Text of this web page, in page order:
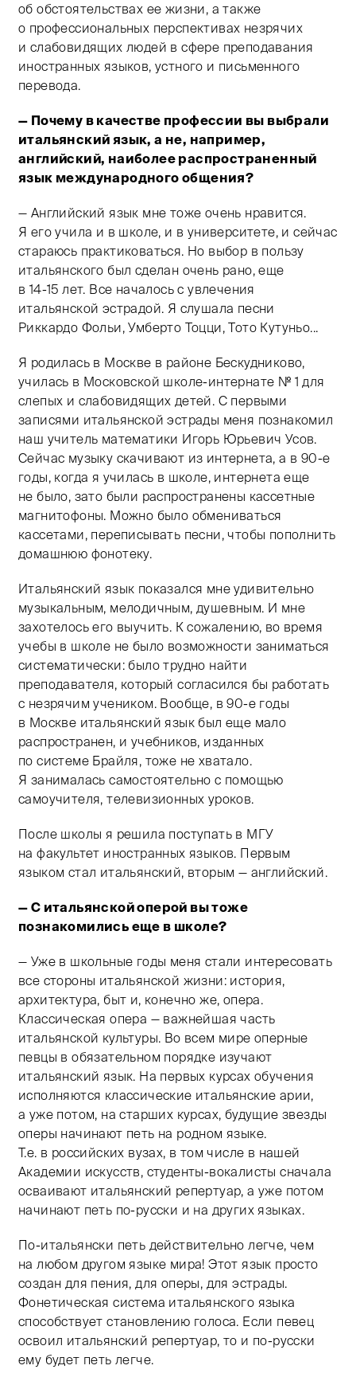
об обстоятельствах ее жизни, а также
о профессиональных перспективах незрячих
и слабовидящих людей в сфере преподавания
иностранных языков, устного и письменного
перевода.
— Почему в качестве профессии вы выбрали
итальянский язык, а не, например,
английский, наиболее распространенный
язык международного общения?
— Английский язык мне тоже очень нравится.
Я его учила и в школе, и в университете, и сейчас
стараюсь практиковаться. Но выбор в пользу
итальянского был сделан очень рано, еще
в 14-15 лет. Все началось с увлечения
итальянской эстрадой. Я слушала песни
Риккардо Фольи, Умберто Тоцци, Тото Кутуньо...
Я родилась в Москве в районе Бескудниково,
училась в Московской школе-интернате № 1 для
слепых и слабовидящих детей. С первыми
записями итальянской эстрады меня познакомил
наш учитель математики Игорь Юрьевич Усов.
Сейчас музыку скачивают из интернета, а в 90-е
годы, когда я училась в школе, интернета еще
не было, зато были распространены кассетные
магнитофоны. Можно было обмениваться
кассетами, переписывать песни, чтобы пополнить
домашнюю фонотеку.
Итальянский язык показался мне удивительно
музыкальным, мелодичным, душевным. И мне
захотелось его выучить. К сожалению, во время
учебы в школе не было возможности заниматься
систематически: было трудно найти
преподавателя, который согласился бы работать
с незрячим учеником. Вообще, в90-е годы
в Москве итальянский язык был еще мало
распространен, и учебников, изданных
по системе Брайля, тоже не хватало.
Я занималась самостоятельно с помощью
самоучителя, телевизионных уроков.
После школы я решила поступать в МГУ
на факультет иностранных языков. Первым
языком стал итальянский, вторым — английский.
— С итальянской оперой вы тоже
познакомились еще в школе?
— Уже в школьные годы меня стали интересовать
все стороны итальянской жизни: история,
архитектура, быт и, конечно же, опера.
Классическая опера — важнейшая часть
итальянской культуры. Во всем мире оперные
певцы в обязательном порядке изучают
итальянский язык. На первых курсах обучения
исполняются классические итальянские арии,
а уже потом, на старших курсах, будущие звезды
оперы начинают петь на родном языке.
Т.е. в российских вузах, в том числе в нашей
Академии искусств, студенты-вокалисты сначала
осваивают итальянский репертуар, а уже потом
начинают петь по-русски и на других языках.
По-итальянски петь действительно легче, чем
на любом другом языке мира! Этот язык просто
создан для пения, для оперы, для эстрады.
Фонетическая система итальянского языка
способствует становлению голоса. Если певец
освоил итальянский репертуар, то и по-русски
ему будет петь легче.